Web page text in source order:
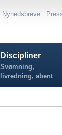
Nyhedsbreve
Discipliner
Svømning,
livredning, åbent
vand...